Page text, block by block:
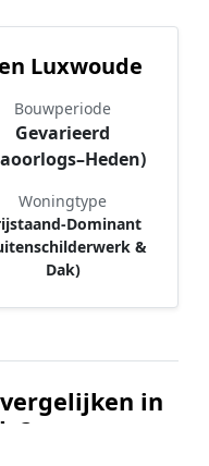
Luxwoude
Bouwperiode
Gevarieerd
Woningtype
Dominant
&
Dak)
in